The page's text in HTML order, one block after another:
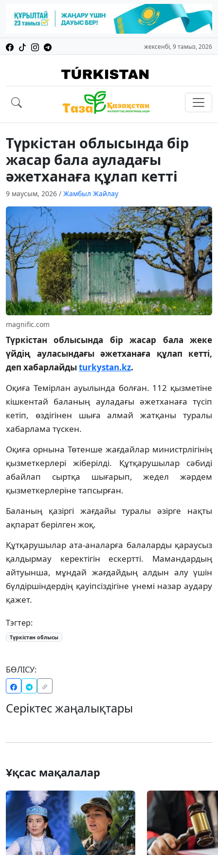
жексенбі, 9 тамыз, 2026
Түркістан облысында бір
жасар бала ауладағы
әжетханаға құлап кетті
9 маусым, 2026 / Жамбыл Жайлау
magnific.com
Түркістан облысында бір жасар бала жеке
үйдің ауласындағы әжетханаға құлап кетті,
деп хабарлайдыturkystan.kz.
Оқиға Темірлан ауылында болған. 112 қызметіне
кішкентай баланың ауладағы әжетханаға түсіп
кетіп, өздігінен шыға алмай жатқаны туралы
хабарлама түскен.
Оқиға орнына Төтенше жағдайлар министрлігінің
қызметкерлері жіберілді. Құтқарушылар сәбиді
абайлап сыртқа шығарып, жедел жәрдем
қызметкерлеріне тапсырған.
Баланың қазіргі жағдайы туралы әзірге нақты
ақпарат берілген жоқ.
Құтқарушылар ата-аналарға балаларды қараусыз
қалдырмау керектігін ескертті. Мамандардың
айтуынша, мұндай жағдайдың алдын алу үшін
бүлдіршіндердің қауіпсіздігіне үнемі назар аудару
қажет.
Тэгтер:
Түркістан облысы
БӨЛІСУ:
Серіктес жаңалықтары
Ұқсас мақалалар